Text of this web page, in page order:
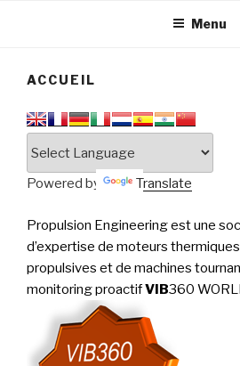
PERFORMANCE
Menu
ACCUEIL
Powered by Translate
Propulsion Engineering est une
d’expertise de moteurs
propulsives et de machines
monitoring proactifVIB360